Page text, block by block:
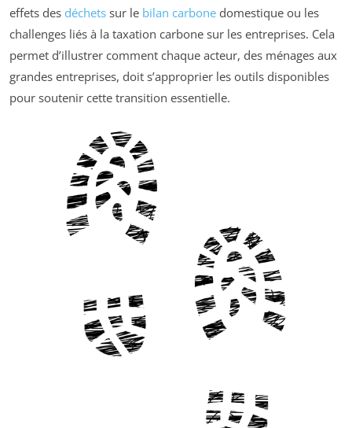
effets des déchets sur le bilan carbone domestique ou les
challenges liés à la taxation carbone sur les entreprises. Cela
permet d’illustrer comment chaque acteur, des ménages aux
grandes entreprises, doit s’approprier les outils disponibles
pour soutenir cette transition essentielle.